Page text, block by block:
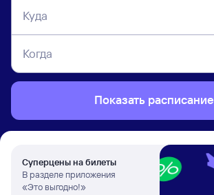
Куда
Когда
Показать расписание
Суперцены на билеты
В разделе приложения
«Это выгодно!»